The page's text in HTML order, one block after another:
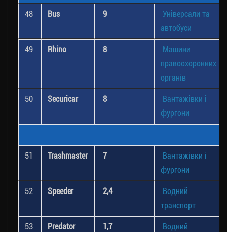
48 Bus 9
Універсали та
автобуси
49 Rhino 8
Машини
правоохоронних
органів
50 Securicar 8
Вантажівки і
фургони
51 Trashmaster 7
Вантажівки і
фургони
52 Speeder 2,4
Водний
транспорт
53 Predator 1,7
Водний